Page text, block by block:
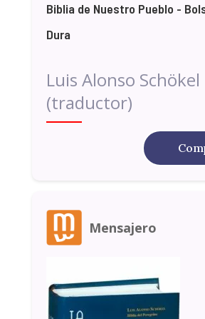
Biblia de Nuestro Pueblo -
Dura
Luis Alonso Schökel
(traductor)
Mensajero